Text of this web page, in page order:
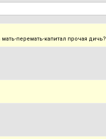
перемать-капитал прочая дичь?